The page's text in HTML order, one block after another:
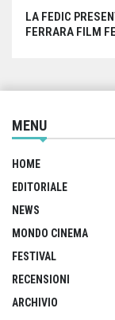
LA FEDIC
FERRARA FILM
MENU
HOME
EDITORIALE
NEWS
MONDO CINEMA
FESTIVAL
RECENSIONI
ARCHIVIO